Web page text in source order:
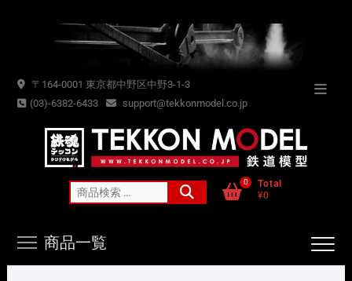
〒164-0001 東京都中野区中野3-1-3
(03)-6382-6433
support@tekkonmodel.co.jp
索
0
Total
¥0
商品一覧